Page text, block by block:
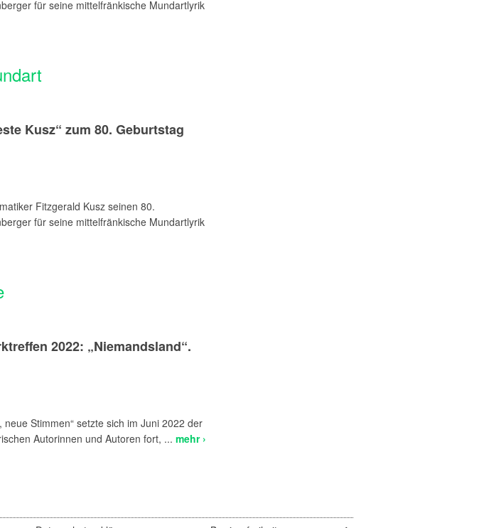
für seine mittelfränkische Mundartlyrik
Kusz“ zum 80. Geburtstag
Fitzgerald Kusz seinen 80.
für seine mittelfränkische Mundartlyrik
2022: „Niemandsland“.
Stimmen“ setzte sich im Juni 2022 der
Autorinnen und Autoren fort, ... mehr ›